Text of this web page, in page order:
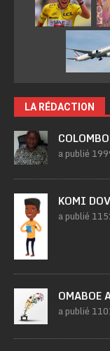
LA RÉDACTION
a publié
KOMI
a publié
OMABOE
a publié